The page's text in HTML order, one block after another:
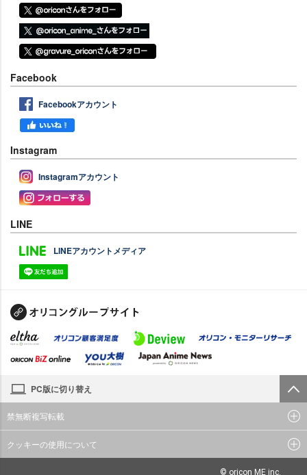
Facebook
Facebookアカウント
Instagram
Instagramアカウント
LINE
LINEアカウントメディア
PC版に切り替え
禁無断複写転載
クッキーの使用について
© oricon ME inc.